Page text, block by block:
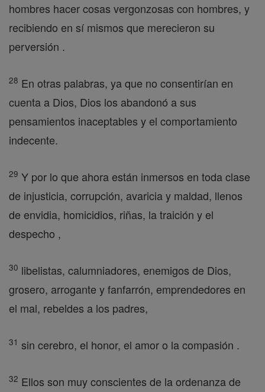
hombres hacer cosas vergonzosas con hombres, y
recibiendo en sí mismos que merecieron su
perversión .
28 En otras palabras, ya que no consentirían en
cuenta a Dios, Dios los abandonó a sus
pensamientos inaceptables y el comportamiento
indecente.
29 Y por lo que ahora están inmersos en toda clase
de injusticia, corrupción, avaricia y maldad, llenos
de envidia, homicidios, riñas, la traición y el
despecho ,
30 libelistas, calumniadores, enemigos de Dios,
grosero, arrogante y fanfarrón, emprendedores en
el mal, rebeldes a los padres,
31 sin cerebro, el honor, el amor o la compasión .
32 Ellos son muy conscientes de la ordenanza de